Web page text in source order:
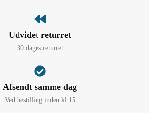
Udvidet returret
30 dages returret
Afsendt samme dag
Ved bestilling inden kl 15